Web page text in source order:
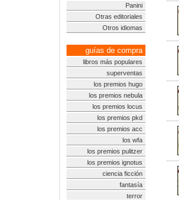
Panini
Otras editoriales
Otros idiomas
guías de compra
libros más populares
superventas
los premios hugo
los premios nebula
los premios locus
los premios pkd
los premios acc
los wfa
los premios pulitzer
los premios ignotus
ciencia ficción
fantasía
terror